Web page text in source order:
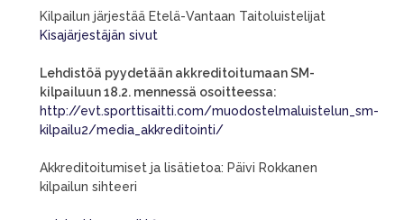
Kilpailun järjestää Etelä-Vantaan Taitoluistelijat
Kisajärjestäjän sivut
Lehdistöä pyydetään akkreditoitumaan SM-
kilpailuun 18.2. mennessä osoitteessa:
http://evt.sporttisaitti.com/muodostelmaluistelun_sm-
kilpailu2/media_akkreditointi/
Akkreditoitumiset ja lisätietoa: Päivi Rokkanen
kilpailun sihteeri